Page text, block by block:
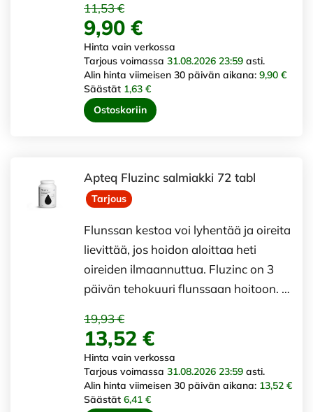
11,53 €
9,90 €
Hinta vain verkossa
Tarjous voimassa 31.08.2026 23:59 asti.
Alin hinta viimeisen 30 päivän aikana: 9,90 €
Säästät 1,63 €
Ostoskoriin
Apteq Fluzinc salmiakki 72 tabl
Tarjous
Flunssan kestoa voi lyhentää ja oireita
lievittää, jos hoidon aloittaa heti
oireiden ilmaannuttua. Fluzinc on 3
päivän tehokuuri flunssaan hoitoon. …
19,93 €
13,52 €
Hinta vain verkossa
Tarjous voimassa 31.08.2026 23:59 asti.
Alin hinta viimeisen 30 päivän aikana: 13,52 €
Säästät 6,41 €